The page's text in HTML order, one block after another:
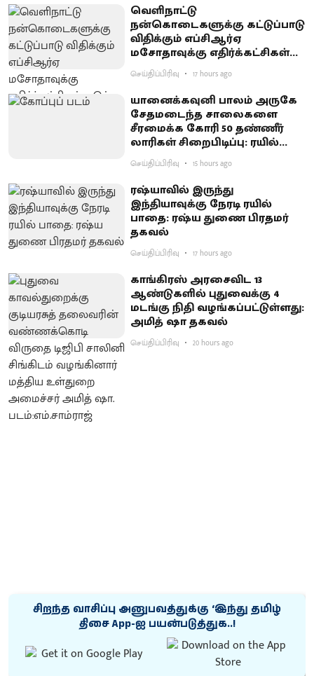
வெளிநாட்டு
நன்கொடைகளுக்கு கட்டுப்பாடு
விதிக்கும் எப்சிஆர்ஏ
மசோதாவுக்கு எதிர்க்கட்சிகள்
கடும் எதிர்ப்பு
செய்திப்பிரிவு 17 hours ago
யானைக்கவுனி பாலம் அருகே
சேதமடைந்த சாலைகளை
சீரமைக்க கோரி 50 தண்ணீர்
லாரிகள் சிறைபிடிப்பு: ரயில்வே
குடியிருப்புவாசிகள் போராட்டம்
செய்திப்பிரிவு 15 hours ago
ரஷ்யாவில் இருந்து
இந்தியாவுக்கு நேரடி ரயில்
பாதை: ரஷ்ய துணை பிரதமர்
தகவல்
செய்திப்பிரிவு 17 hours ago
காங்கிரஸ் அரசைவிட 13
ஆண்டுகளில் புதுவைக்கு 4
மடங்கு நிதி வழங்கப்பட்டுள்ளது:
அமித் ஷா தகவல்
செய்திப்பிரிவு 20 hours ago
சிறந்த வாசிப்பு அனுபவத்துக்கு ‘இந்து தமிழ்
திசை App-ஐ பயன்படுத்துக..!